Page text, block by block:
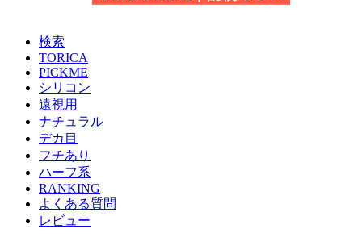
検索
TORICA
PICKME
シリコン
遠視用
ナチュラル
デカ目
フチあり
ハーフ系
RANKING
よくある質問
レビュー